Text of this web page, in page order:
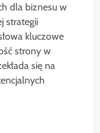
dla biznesu w
strategii
kluczowe
strony w
się na